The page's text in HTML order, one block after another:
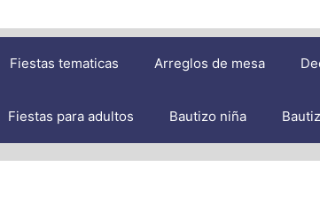
Fiestas tematicas Arreglos de mesa
Fiestas para adultos Bautizo niña